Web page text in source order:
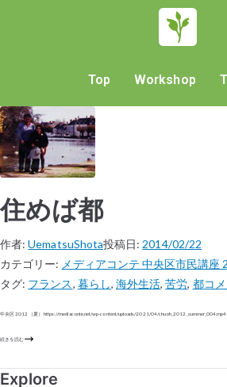
Top Workshop
住めば都
作者:UematsuShota投稿日: 2014/02/22
カテゴリー: メディアコンテ 中央区市民講座
タグ: フランス, 暮らし, 海外生活,苦労, 都コ
中央区 2012（夏） https://mediaconte.net/wp-content/uploads/2021/04/chuoh_2012_summer_004.mp4
続きを読む
Explore